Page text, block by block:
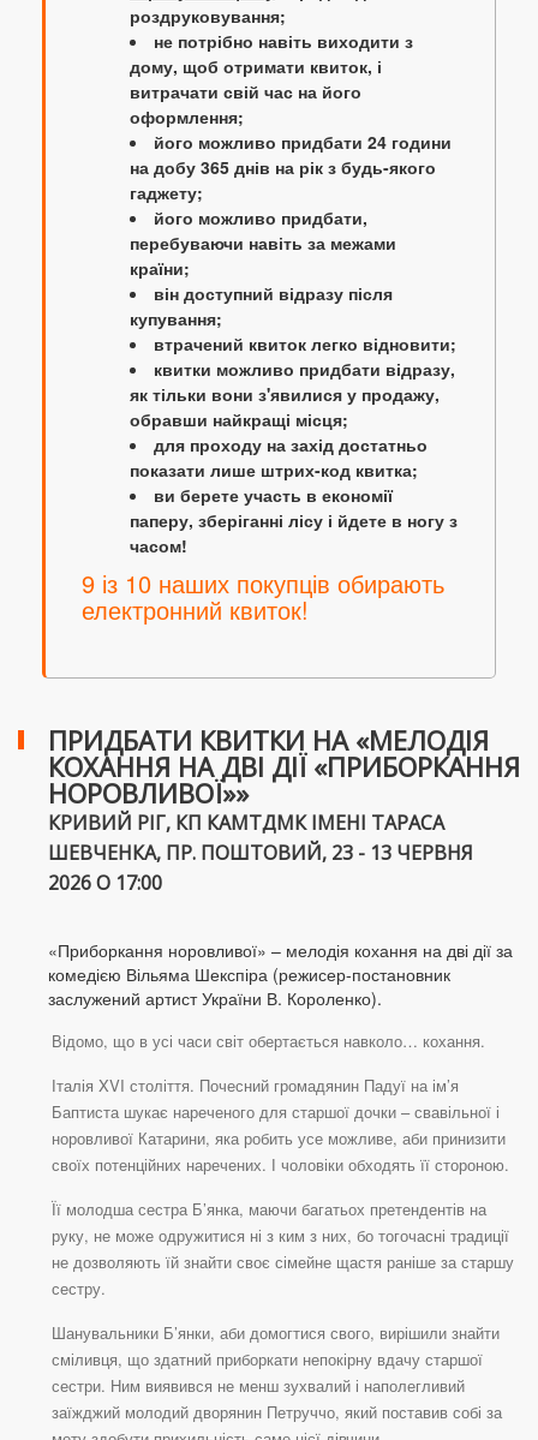
роздруковування;
не потрібно навіть виходити з
дому, щоб отримати квиток, і
витрачати свій час на його
оформлення;
його можливо придбати 24 години
на добу 365 днів на рік з будь-якого
гаджету;
його можливо придбати,
перебуваючи навіть за межами
країни;
він доступний відразу після
купування;
втрачений квиток легко відновити;
квитки можливо придбати відразу,
як тільки вони з'явилися у продажу,
обравши найкращі місця;
для проходу на захід достатньо
показати лише штрих-код квитка;
ви берете участь в економії
паперу, зберіганні лісу і йдете в ногу з
часом!
9 із 10 наших покупців обирають
електронний квиток!
ПРИДБАТИ КВИТКИ НА «МЕЛОДІЯ
КОХАННЯ НА ДВІ ДІЇ «ПРИБОРКАННЯ
НОРОВЛИВОЇ»»
КРИВИЙ РІГ, КП КАМТДМК ІМЕНІ ТАРАСА
ШЕВЧЕНКА, ПР. ПОШТОВИЙ, 23 - 13 ЧЕРВНЯ
2026 О 17:00
«Приборкання норовливої» – мелодія кохання на дві дії за
комедією Вільяма Шекспіра (режисер-постановник
заслужений артист України В. Короленко).
Відомо, що в усі часи світ обертається навколо… кохання.
Італія XVI століття. Почесний громадянин Падуї на ім’я
Баптиста шукає нареченого для старшої дочки – свавільної і
норовливої Катарини, яка робить усе можливе, аби принизити
своїх потенційних наречених. І чоловіки обходять її стороною.
Її молодша сестра Б’янка, маючи багатьох претендентів на
руку, не може одружитися ні з ким з них, бо тогочасні традиції
не дозволяють їй знайти своє сімейне щастя раніше за старшу
сестру.
Шанувальники Б’янки, аби домогтися свого, вирішили знайти
сміливця, що здатний приборкати непокірну вдачу старшої
сестри. Ним виявився не менш зухвалий і наполегливий
заїжджий молодий дворянин Петруччо, який поставив собі за